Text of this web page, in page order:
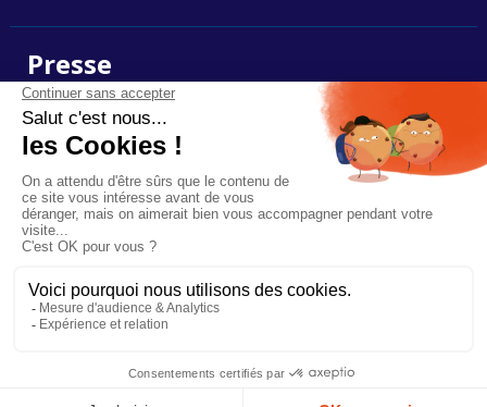
Presse
Photos, dossiers et communiqués de presse en ligne.
Voir l’espace presse